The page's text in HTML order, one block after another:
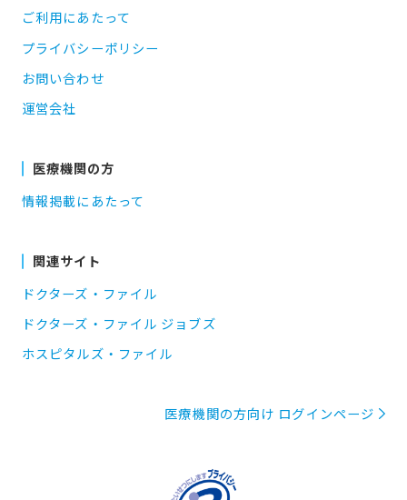
ご利用にあたって
プライバシーポリシー
お問い合わせ
運営会社
医療機関の方
情報掲載にあたって
関連サイト
ドクターズ・ファイル
ドクターズ・ファイル ジョブズ
ホスピタルズ・ファイル
医療機関の方向け ログインページ